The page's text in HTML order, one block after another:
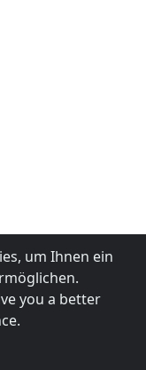
um Ihnen ein
you a better